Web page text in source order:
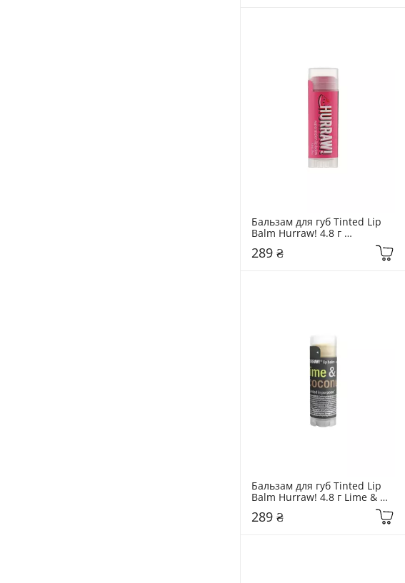
Бальзам для губ Tinted Lip
Balm Hurraw! 4.8 г
289 ₴
Бальзам для губ Tinted Lip
Balm Hurraw! 4.8 г Lime &
289 ₴